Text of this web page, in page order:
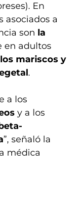
En
asociados a
son la
en adultos
mariscos y
.
a los
y a los
”, señaló la
médica